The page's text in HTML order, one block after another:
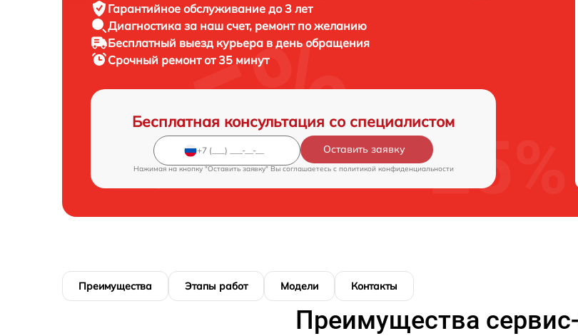
Гарантийное обслуживание до 3 лет
Диагностика за наш счет, ремонт по желанию
Бесплатный выезд курьера в день обращения
Срочный ремонтот 35 минут
Бесплатная консультация со специалистом
Оставить заявку
Нажимая на кнопку "Оставить заявку" Вы соглашаетесь c политикой конфиденциальности
Преимущества Этапы работ Модели Контакты
Преимущества